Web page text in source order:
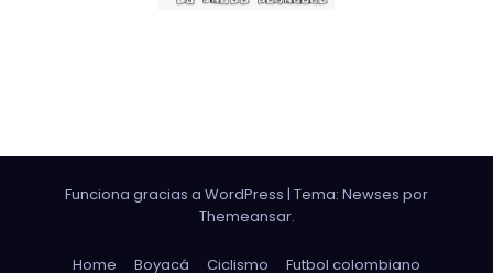
Funciona gracias a WordPress | Tema: Newses por
Themeansar.
Home Boyacá Ciclismo Futbol colombiano